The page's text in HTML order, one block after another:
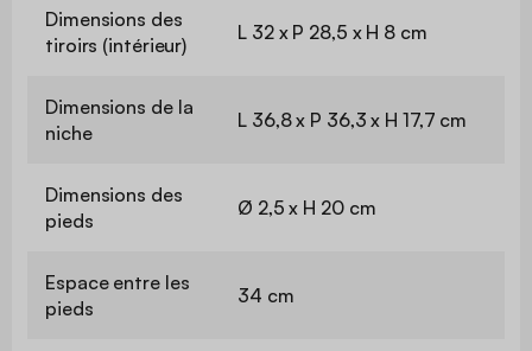
Dimensions des
tiroirs (intérieur)
L 32 x P 28,5 x H 8 cm
Dimensions de la
niche
L 36,8 x P 36,3 x H 17,7 cm
Dimensions des
pieds
Ø 2,5 x H 20 cm
Espace entre les
pieds
34 cm